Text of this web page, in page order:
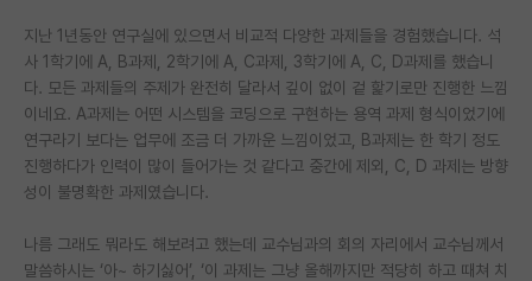
임용 정보 게시판
학부 인턴 게시판
취업 게시판
PI 전용 게시판
지난 1년동안 연구실에 있으면서 비교적 다양한 과제들을 경험했습니다. 석
사 1학기에 A, B과제, 2학기에 A, C과제, 3학기에 A, C, D과제를 했습니
다. 모든 과제들의 주제가 완전히 달라서 깊이 없이 겉 핥기로만 진행한 느낌
이네요. A과제는 어떤 시스템을 코딩으로 구현하는 용역 과제 형식이었기에
연구라기 보다는 업무에 조금 더 가까운 느낌이었고, B과제는 한 학기 정도
진행하다가 인력이 많이 들어가는 것 같다고 중간에 제외, C, D 과제는 방향
성이 불명확한 과제였습니다.
나름 그래도 뭐라도 해보려고 했는데 교수님과의 회의 자리에서 교수님께서
말씀하시는 ‘아~ 하기싫어’, ‘이 과제는 그냥 올해까지만 적당히 하고 때쳐 치